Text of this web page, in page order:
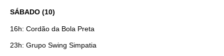
SÁBADO (10)
16h: Cordão da Bola Preta
23h: Grupo Swing Simpatia